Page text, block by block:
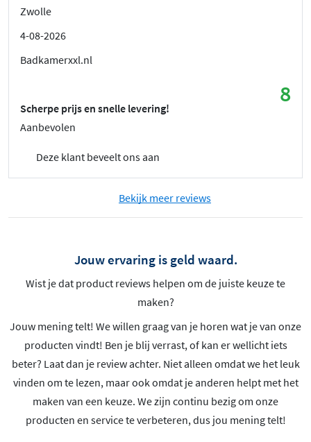
Zwolle
4-08-2026
Badkamerxxl.nl
8
Scherpe prijs en snelle levering!
Aanbevolen
Deze klant beveelt ons aan
Bekijk meer reviews
Jouw ervaring is geld waard.
Wist je dat product reviews helpen om de juiste keuze te
maken?
Jouw mening telt! We willen graag van je horen wat je van onze
producten vindt! Ben je blij verrast, of kan er wellicht iets
beter? Laat dan je review achter. Niet alleen omdat we het leuk
vinden om te lezen, maar ook omdat je anderen helpt met het
maken van een keuze. We zijn continu bezig om onze
producten en service te verbeteren, dus jou mening telt!